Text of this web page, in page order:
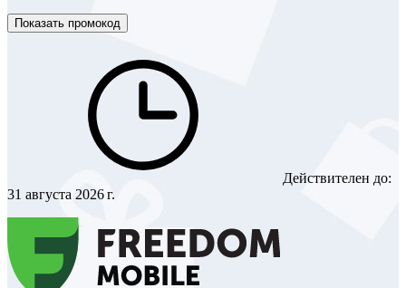
Показать промокод
Действителен до:
31 августа 2026 г.